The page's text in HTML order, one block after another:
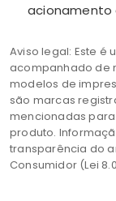
acionamento
Aviso legal: Este é
acompanhado de
modelos de
são marcas
mencionadas
produto.
transparência do
Consumidor (Lei